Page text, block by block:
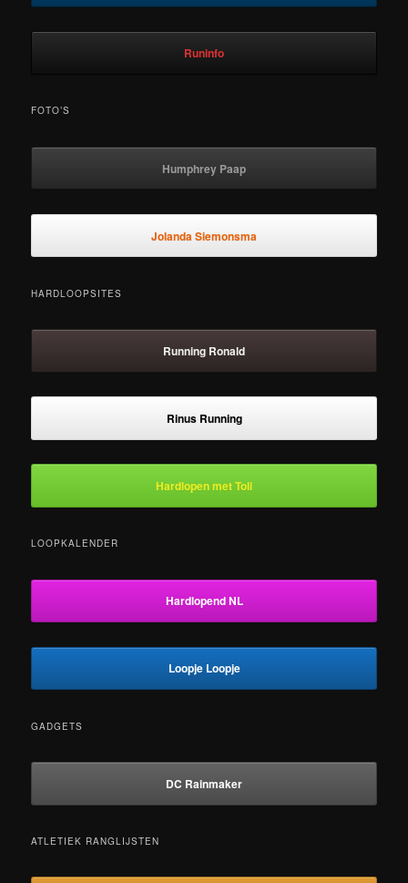
Runinfo
FOTO’S
Humphrey Paap
Jolanda Siemonsma
HARDLOOPSITES
Running Ronald
Rinus Running
Hardlopen met Toli
LOOPKALENDER
Hardlopend NL
Loopje Loopje
GADGETS
DC Rainmaker
ATLETIEK RANGLIJSTEN